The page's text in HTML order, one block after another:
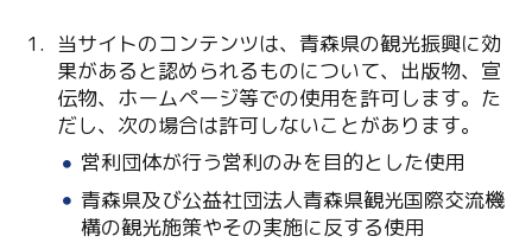
当サイトのコンテンツは、青森県の観光振興に効
果があると認められるものについて、出版物、宣
伝物、ホームページ等での使用を許可します。た
だし、次の場合は許可しないことがあります。
営利団体が行う営利のみを目的とした使用
青森県及び公益社団法人青森県観光国際交流機
構の観光施策やその実施に反する使用
Twitter